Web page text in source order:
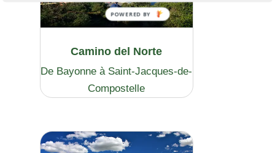
Camino del Norte
De Bayonne à Saint-Jacques-de-
Compostelle